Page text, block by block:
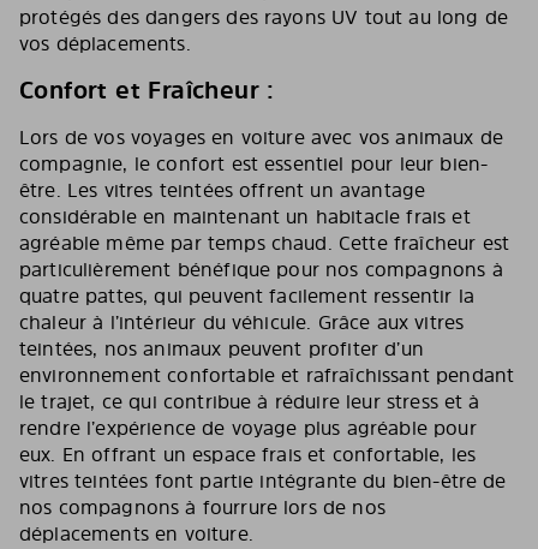
protégés des dangers des rayons UV tout au long de
vos déplacements.
Confort et Fraîcheur :
Lors de vos voyages en voiture avec vos animaux de
compagnie, le confort est essentiel pour leur bien-
être. Les vitres teintées offrent un avantage
considérable en maintenant un habitacle frais et
agréable même par temps chaud. Cette fraîcheur est
particulièrement bénéfique pour nos compagnons à
quatre pattes, qui peuvent facilement ressentir la
chaleur à l’intérieur du véhicule. Grâce aux vitres
teintées, nos animaux peuvent profiter d’un
environnement confortable et rafraîchissant pendant
le trajet, ce qui contribue à réduire leur stress et à
rendre l’expérience de voyage plus agréable pour
eux. En offrant un espace frais et confortable, les
vitres teintées font partie intégrante du bien-être de
nos compagnons à fourrure lors de nos
déplacements en voiture.